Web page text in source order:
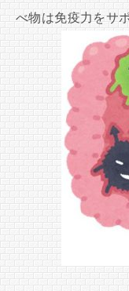
べ物は免疫力をサ